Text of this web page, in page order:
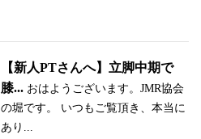
【新人PTさんへ】立脚中期で
膝... おはようございます。JMR協会
の堀です。 いつもご覧頂き、本当に
あり...